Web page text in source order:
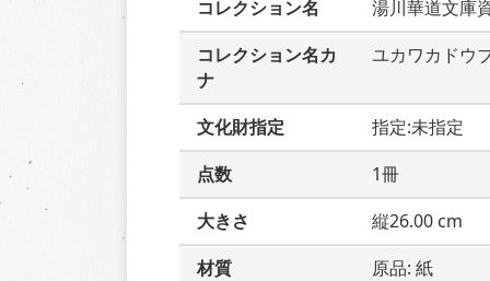
コレクション名
湯川華道文庫
コレクション名カ
ナ
ユカワカドウ
文化財指定
指定:未指定
点数
1冊
大きさ
縦26.00 cm
材質
原品: 紙